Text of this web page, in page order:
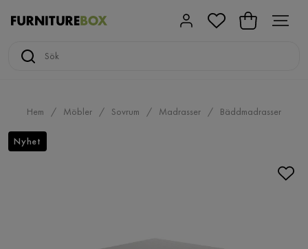
Hem Möbler Sovrum Madrasser Bäddmadrasser
Nyhet